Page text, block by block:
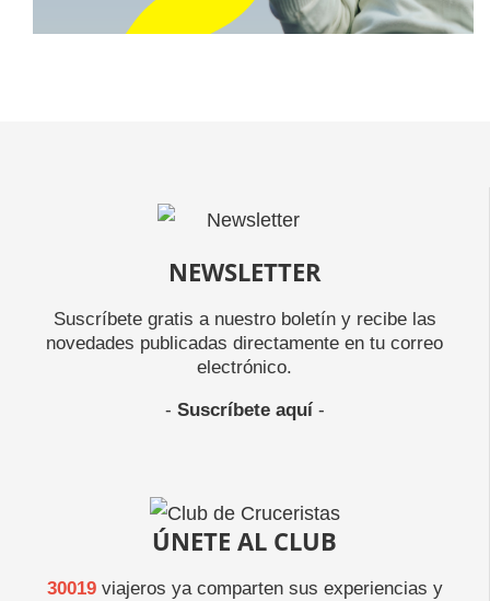
NEWSLETTER
Suscríbete gratis a nuestro boletín y recibe las
novedades publicadas directamente en tu correo
electrónico.
- Suscríbete aquí-
ÚNETE AL CLUB
30019viajeros ya comparten sus experiencias y